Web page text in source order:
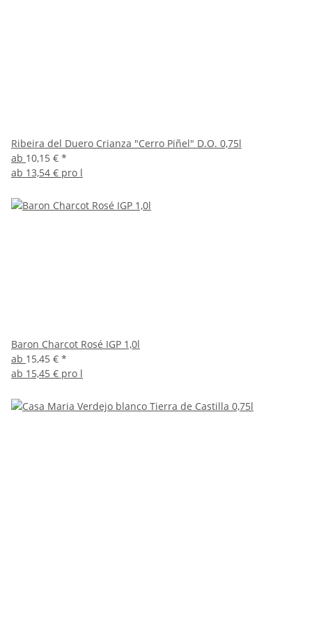
Ribeira del Duero Crianza "Cerro Piñel" D.O. 0,75l
ab 10,15 € *
ab 13,54 € pro l
Baron Charcot Rosé IGP 1,0l
ab 15,45 € *
ab 15,45 € pro l